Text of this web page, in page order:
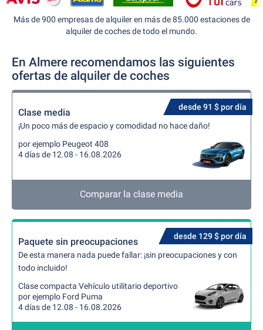
Más de 900 empresas de alquiler en más de 85.000 estaciones de
alquiler de coches de todo el mundo.
En Almere recomendamos las siguientes
ofertas de alquiler de coches
desde 91 $ por día
Clase media
¡Un poco más de espacio y comodidad no hace daño!
por ejemplo Peugeot 408
4 días de 12.08 - 16.08.2026
Comparar la clase media
desde 129 $ por día
Paquete sin preocupaciones
De esta manera nada puede fallar: ¡sin preocupaciones y con
todo incluido!
Clase compacta Vehículo utilitario deportivo
por ejemplo Ford Puma
4 días de 12.08 - 16.08.2026